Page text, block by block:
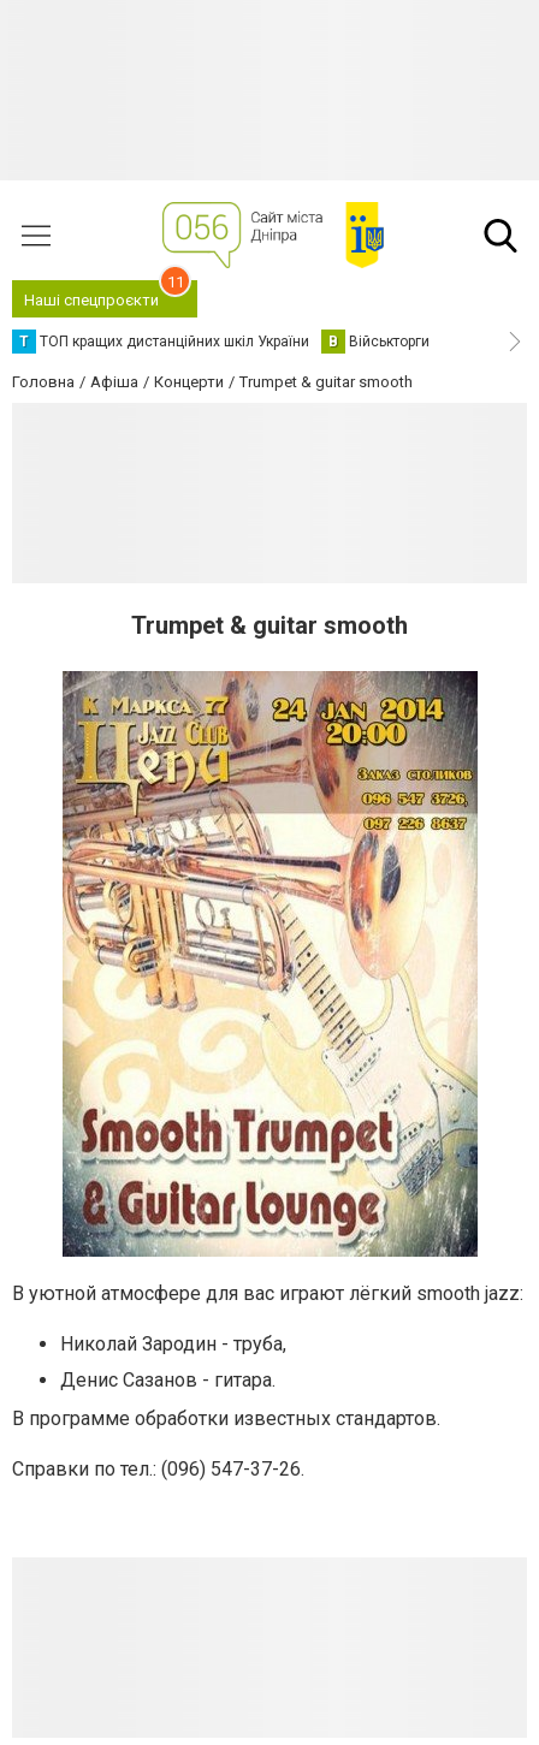
Наші спецпроєкти
11
Т ТОП кращих дистанційних шкіл України В Військторги
Головна Афіша Концерти Trumpet & guitar smooth
Trumpet & guitar smooth
В уютной атмосфере для вас играют лёгкий smooth jazz:
Николай Зародин - труба,
Денис Сазанов - гитара.
В программе обработки известных стандартов.
Справки по тел.: (096) 547-37-26.